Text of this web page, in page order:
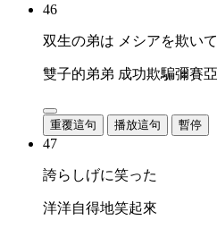
46
双生の弟は メシアを欺いて
雙子的弟弟 成功欺騙彌賽亞
重覆這句 播放這句 暫停
47
誇らしげに笑った
洋洋自得地笑起來